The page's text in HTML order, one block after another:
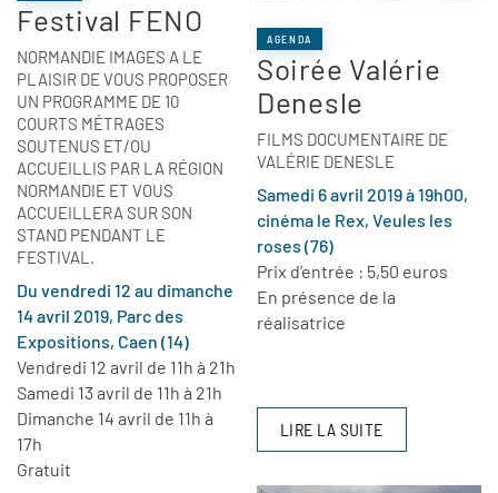
Festival FENO
NORMANDIE IMAGES A LE
PLAISIR DE VOUS PROPOSER
UN PROGRAMME DE 10
COURTS MÉTRAGES
SOUTENUS ET/OU
ACCUEILLIS PAR LA RÉGION
NORMANDIE ET VOUS
ACCUEILLERA SUR SON
STAND PENDANT LE
FESTIVAL.
Du vendredi 12 au dimanche
14 avril 2019, Parc des
Expositions, Caen (14)
Vendredi 12 avril de 11h à 21h
Samedi 13 avril de 11h à 21h
Dimanche 14 avril de 11h à
17h
Gratuit
AGENDA
Soirée Valérie
Denesle
FILMS DOCUMENTAIRE DE
VALÉRIE DENESLE
Samedi 6 avril 2019 à 19h00,
cinéma le Rex, Veules les
roses (76)
Prix d'entrée : 5,50 euros
En présence de la
réalisatrice
LIRE LA SUITE